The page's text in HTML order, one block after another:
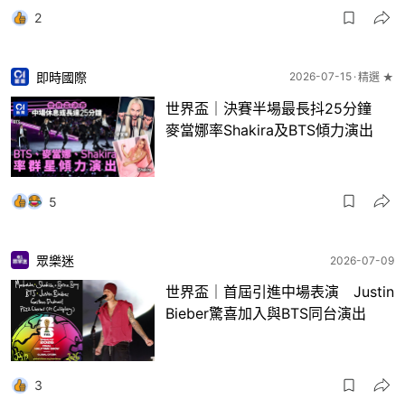
2
即時國際 2026-07-15 精選 ★
世界盃｜決賽半場最長抖25分鐘
麥當娜率Shakira及BTS傾力演出
5
眾樂迷 2026-07-09
世界盃｜首屆引進中場表演 Justin
Bieber驚喜加入與BTS同台演出
3